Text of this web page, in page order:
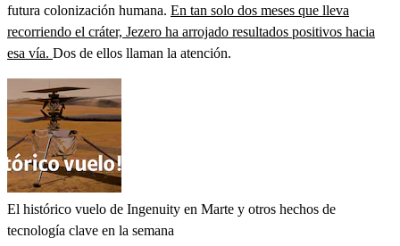
futura colonización humana. En tan solo dos meses que lleva
recorriendo el cráter, Jezero ha arrojado resultados positivos hacia
esa vía. Dos de ellos llaman la atención.
El histórico vuelo de Ingenuity en Marte y otros hechos de
tecnología clave en la semana